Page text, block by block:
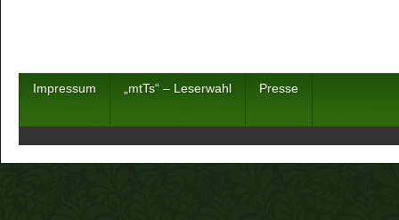
Impressum „mtTs“ – Leserwahl Presse